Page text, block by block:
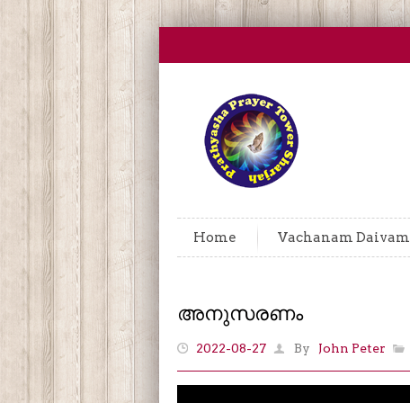
Home Vachanam Daivam
അനുസരണം
2022-08-27 By John Peter